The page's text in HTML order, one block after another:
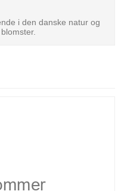
i den danske natur og